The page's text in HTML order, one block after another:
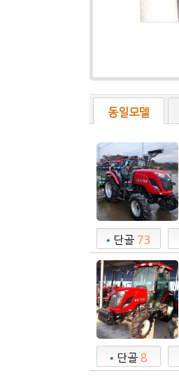
동일모델
• 단골 73
• 단골 8